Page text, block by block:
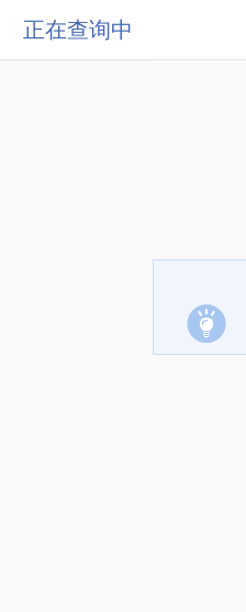
正在查询中